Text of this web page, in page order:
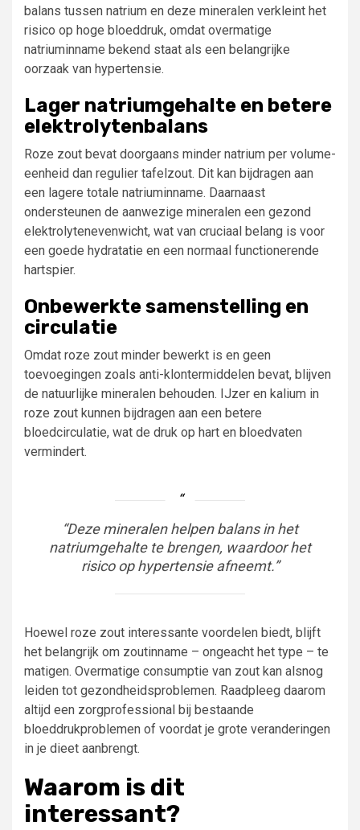
balans tussen natrium en deze mineralen verkleint het
risico op hoge bloeddruk, omdat overmatige
natriuminname bekend staat als een belangrijke
oorzaak van hypertensie.
Lager natriumgehalte en betere
elektrolytenbalans
Roze zout bevat doorgaans minder natrium per volume-
eenheid dan regulier tafelzout. Dit kan bijdragen aan
een lagere totale natriuminname. Daarnaast
ondersteunen de aanwezige mineralen een gezond
elektrolytenevenwicht, wat van cruciaal belang is voor
een goede hydratatie en een normaal functionerende
hartspier.
Onbewerkte samenstelling en
circulatie
Omdat roze zout minder bewerkt is en geen
toevoegingen zoals anti-klontermiddelen bevat, blijven
de natuurlijke mineralen behouden. IJzer en kalium in
roze zout kunnen bijdragen aan een betere
bloedcirculatie, wat de druk op hart en bloedvaten
vermindert.
“Deze mineralen helpen balans in het
natriumgehalte te brengen, waardoor het
risico op hypertensie afneemt.”
Hoewel roze zout interessante voordelen biedt, blijft
het belangrijk om zoutinname – ongeacht het type – te
matigen. Overmatige consumptie van zout kan alsnog
leiden tot gezondheidsproblemen. Raadpleeg daarom
altijd een zorgprofessional bij bestaande
bloeddrukproblemen of voordat je grote veranderingen
in je dieet aanbrengt.
Waarom is dit
interessant?